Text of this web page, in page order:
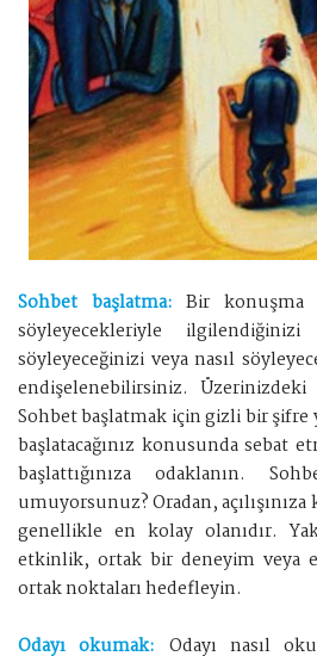
Sohbet başlatma: Bir konuşma
söyleyecekleriyle
söyleyeceğinizi veya nasıl
endişelenebilirsiniz. Üzerinizdeki
Sohbet başlatmak için gizli bir
başlatacağınız konusunda sebat
başlattığınıza odaklanın.
umuyorsunuz? Oradan,
genellikle en kolay olanıdır.
etkinlik, ortak bir deneyim veya
ortak noktaları hedefleyin.
Odayı okumak: Odayı nasıl